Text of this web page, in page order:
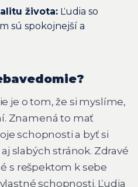
života: Ľudia so
sú spokojnejší a
je o tom, že si myslíme,
Znamená to mať
schopnosti a byť si
slabých stránok. Zdravé
s rešpektom k sebe
schopnosti. Ľudia